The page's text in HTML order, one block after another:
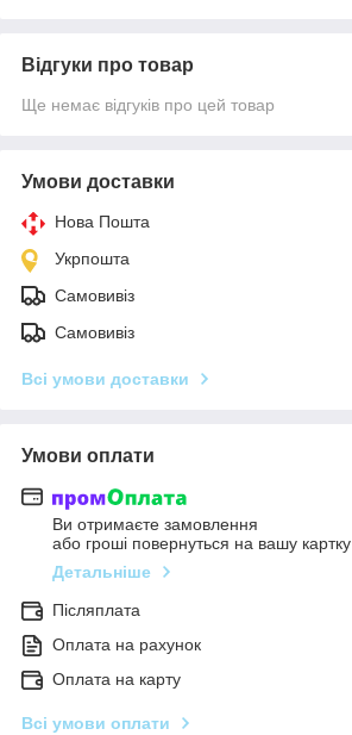
Відгуки про товар
Ще немає відгуків про цей товар
Умови доставки
Нова Пошта
Укрпошта
Самовивіз
Самовивіз
Всі умови доставки
Умови оплати
Ви отримаєте замовлення
або гроші повернуться на вашу картку
Детальніше
Післяплата
Оплата на рахунок
Оплата на карту
Всі умови оплати